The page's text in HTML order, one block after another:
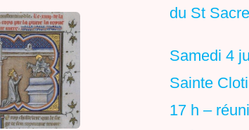
du St
Samedi 4
Sainte
17 h –